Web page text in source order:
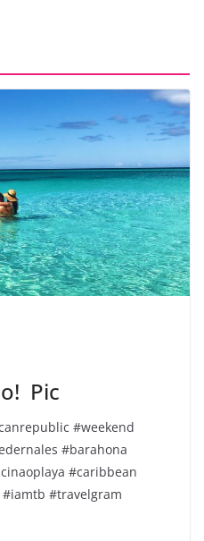
Pic
#weekend
#barahona
#caribbean
#travelgram